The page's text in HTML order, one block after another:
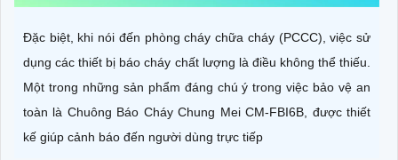
Đặc biệt, khi nói đến phòng cháy chữa cháy (PCCC), việc sử
dụng các thiết bị báo cháy chất lượng là điều không thể thiếu.
Một trong những sản phẩm đáng chú ý trong việc bảo vệ an
toàn là Chuông Báo Cháy Chung Mei CM-FBI6B, được thiết
kế giúp cảnh báo đến người dùng trực tiếp